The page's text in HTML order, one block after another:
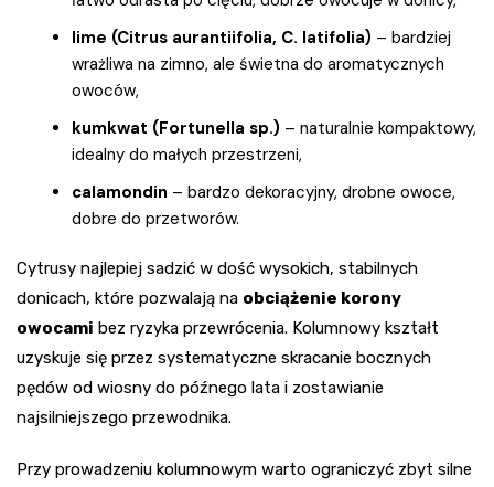
lime (Citrus aurantiifolia, C. latifolia) – bardziej
wrażliwa na zimno, ale świetna do aromatycznych
owoców,
kumkwat (Fortunella sp.) – naturalnie kompaktowy,
idealny do małych przestrzeni,
calamondin – bardzo dekoracyjny, drobne owoce,
dobre do przetworów.
Cytrusy najlepiej sadzić w dość wysokich, stabilnych
donicach, które pozwalają na obciążenie korony
owocami bez ryzyka przewrócenia. Kolumnowy kształt
uzyskuje się przez systematyczne skracanie bocznych
pędów od wiosny do późnego lata i zostawianie
najsilniejszego przewodnika.
Przy prowadzeniu kolumnowym warto ograniczyć zbyt silne